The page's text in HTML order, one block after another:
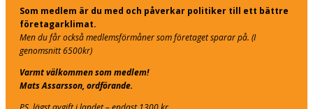
Som medlem är du med och påverkar politiker till ett bättre
företagarklimat.
Men du får också medlemsförmåner som företaget sparar på. (I
genomsnitt 6500kr)
Varmt välkommen som medlem!
Mats Assarsson, ordförande.